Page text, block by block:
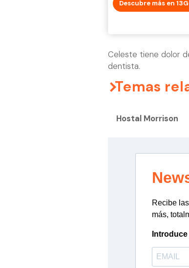
Descubre más en
Celeste tiene dolor
dentista.
Temas
Hostal Morrison
Recibe
más,